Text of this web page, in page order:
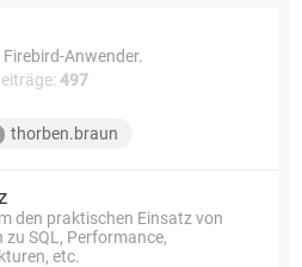
Anwender.
497
thorben.braun
den praktischen Einsatz von
zu SQL, Performance,
etc.